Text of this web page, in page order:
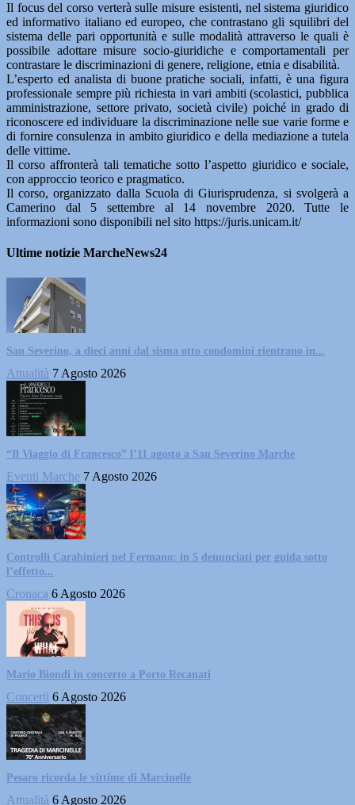
Il focus del corso verterà sulle misure esistenti, nel sistema giuridico
ed informativo italiano ed europeo, che contrastano gli squilibri del
sistema delle pari opportunità e sulle modalità attraverso le quali è
possibile adottare misure socio-giuridiche e comportamentali per
contrastare le discriminazioni di genere, religione, etnia e disabilità.
L’esperto ed analista di buone pratiche sociali, infatti, è una figura
professionale sempre più richiesta in vari ambiti (scolastici, pubblica
amministrazione, settore privato, società civile) poiché in grado di
riconoscere ed individuare la discriminazione nelle sue varie forme e
di fornire consulenza in ambito giuridico e della mediazione a tutela
delle vittime.
Il corso affronterà tali tematiche sotto l’aspetto giuridico e sociale,
con approccio teorico e pragmatico.
Il corso, organizzato dalla Scuola di Giurisprudenza, si svolgerà a
Camerino dal 5 settembre al 14 novembre 2020. Tutte le
informazioni sono disponibili nel sito https://juris.unicam.it/
Ultime notizie MarcheNews24
San Severino, a dieci anni dal sisma otto condomini rientrano in...
Attualità 7 Agosto 2026
“Il Viaggio di Francesco” l’11 agosto a San Severino Marche
Eventi Marche 7 Agosto 2026
Controlli Carabinieri nel Fermano: in 5 denunciati per guida sotto
l’effetto...
Cronaca 6 Agosto 2026
Mario Biondi in concerto a Porto Recanati
Concerti 6 Agosto 2026
Pesaro ricorda le vittime di Marcinelle
Attualità 6 Agosto 2026